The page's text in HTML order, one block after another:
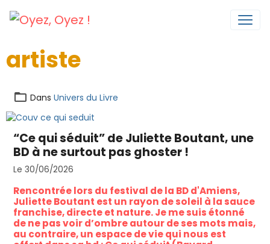
artiste
Dans Univers du Livre
“Ce qui séduit” de Juliette Boutant, une
BD à ne surtout pas ghoster !
Le 30/06/2026
Rencontrée lors du festival de la BD d'Amiens,
Juliette Boutant est un rayon de soleil à la sauce
franchise, directe et nature. Je me suis étonné
de ne pas voir d’ombre autour de ses mots mais,
au contraire, un espace de vie qui nous est